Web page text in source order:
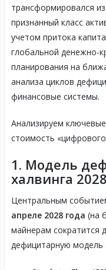
трансформировался
признанный класс
учетом притока
глобальной денежно-
планирования на
анализа циклов
финансовые системы.
Анализируем
стоимость
1. Модель
халвинга
Центральным
апреле 2028 года (на
майнерам сократится
дефицитарную модель